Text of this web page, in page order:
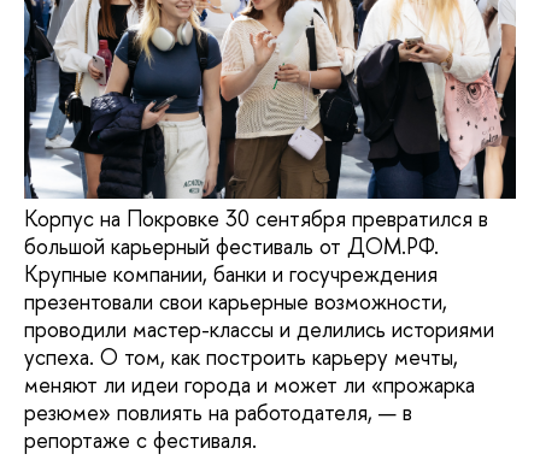
Корпус на Покровке 30 сентября превратился в
большой карьерный фестиваль от ДОМ.РФ.
Крупные компании, банки и госучреждения
презентовали свои карьерные возможности,
проводили мастер-классы и делились историями
успеха. О том, как построить карьеру мечты,
меняют ли идеи города и может ли «прожарка
резюме» повлиять на работодателя, — в
репортаже с фестиваля.